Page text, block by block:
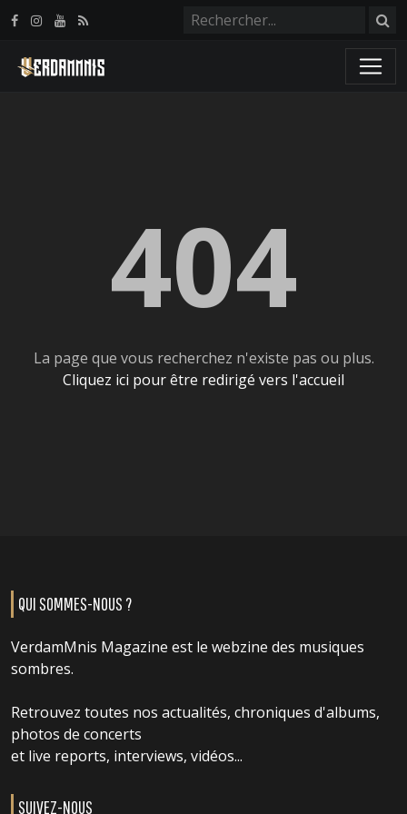
404
La page que vous recherchez n'existe pas ou plus.
Cliquez ici pour être redirigé vers l'accueil
QUI SOMMES-NOUS ?
VerdamMnis Magazine est le webzine des musiques
sombres.
Retrouvez toutes nos actualités, chroniques d'albums,
photos de concerts
et live reports, interviews, vidéos...
SUIVEZ-NOUS
Panneau de gestion des cookies